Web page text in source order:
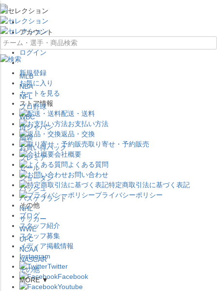
×
アカウント
ログイン
新規登録
お気に入り
カートを見る
ストア情報
配送・送料
お支払い方法
返品・交換
取り寄せ・予約販売
会社概要
よくある質問
お問い合わせ
特定商取引法に基づく表記
プライバシーポリシー
その他
ブログ
スタッフ紹介
スタッフ募集
メディア掲載情報
Instagram
Twitter
Facebook
Youtube
MLB
NBA
NFL
プロ野球
WBC
侍ジャパン
福袋
お買い得パック
プレミア
セール
ジョーダン
バッシュ
バスケブランド
NHL
サッカー
WWE
UFC
NCAA
NASCAR
その他
MORE ▼